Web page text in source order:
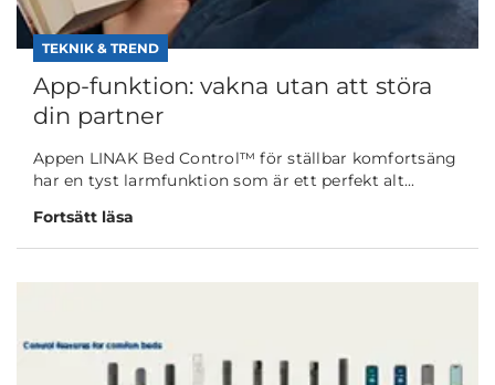
TEKNIK & TREND
App-funktion: vakna utan att störa
din partner
Appen LINAK Bed Control™ för ställbar komfortsäng
har en tyst larmfunktion som är ett perfekt alt...
Fortsätt läsa